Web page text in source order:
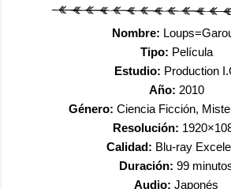
Nombre:
Tipo: Película
Estudio: Production
Año: 2010
Género: Ciencia Ficción,
Resolución:
Calidad: Blu-ray
Duración: 99
Audio: Japonés